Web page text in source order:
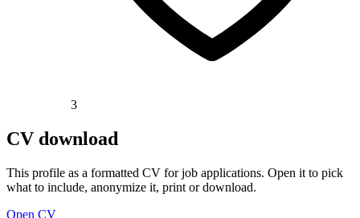
3
CV download
This profile as a formatted CV for job applications. Open it to pick
what to include, anonymize it, print or download.
Open CV